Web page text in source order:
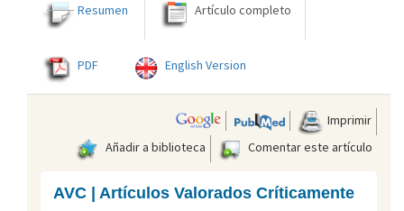
Resumen Artículo completo
PDF English Version
Imprimir
Añadir a biblioteca
Comentar este artículo
AVC | Artículos Valorados Críticamente